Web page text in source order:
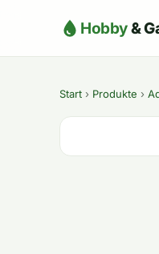
Hobby&
Start › Produkte ›